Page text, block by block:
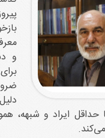
و
حداقل ایراد و شبهه،